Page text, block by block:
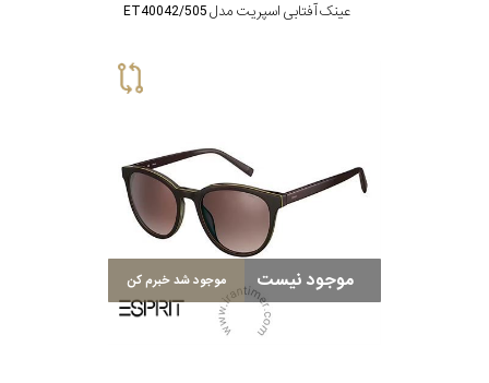
عینک آفتابی اسپریت مدل ET40042/505
موجود نیست موجود شد خبرم کن